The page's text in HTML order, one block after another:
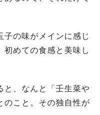
子の味がメインに感じ
めての食感と美味し
と、なんと「壬生菜や
のこと。その独自性が